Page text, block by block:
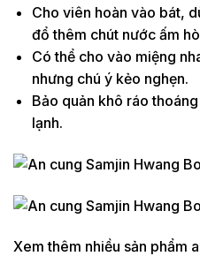
Cho viên hoàn vào bát,
đổ thêm chút nước ấm
Có thể cho vào miệng
nhưng chú ý kẻo nghẹn.
Bảo quản khô ráo
lạnh.
Xem thêm nhiều sản phẩm